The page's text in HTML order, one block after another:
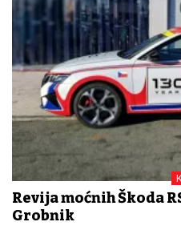
Revija moćnih Škoda
Grobnik